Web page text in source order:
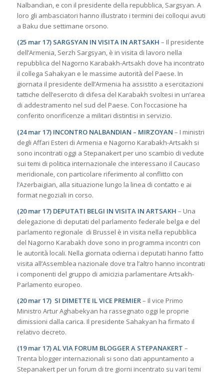
Nalbandian, e con il presidente della repubblica, Sargsyan. A
loro gli ambasciatori hanno illustrato i termini dei colloqui avuti
a Baku due settimane orsono.
(25 mar 17) SARGSYAN IN VISITA IN ARTSAKH – Il presidente
dell’Armenia, Serzh Sargsyan, è in visita di lavoro nella
repubblica del Nagorno Karabakh-Artsakh dove ha incontrato
il collega Sahakyan e le massime autorità del Paese. In
giornata il presidente dell’Armenia ha assistito a esercitazioni
tattiche dell’esercito di difesa del Karabakh svoltesi in un’area
di addestramento nel sud del Paese. Con l’occasione ha
conferito onorificenze a militari distintisi in servizio.
(24 mar 17) INCONTRO NALBANDIAN – MIRZOYAN – I ministri
degli Affari Esteri di Armenia e Nagorno Karabakh-Artsakh si
sono incontrati oggi a Stepanakert per uno scambio di vedute
sui temi di politica internazionale che interessano il Caucaso
meridionale, con particolare riferimento al conflitto con
l’Azerbaigian, alla situazione lungo la linea di contatto e ai
format negoziali in corso.
(20 mar 17) DEPUTATI BELGI IN VISITA IN ARTSAKH – Una
delegazione di deputati del parlamento federale belga e del
parlamento regionale di Brussel è in visita nella repubblica
del Nagorno Karabakh dove sono in programma incontri con
le autorità locali. Nella giornata odierna i deputati hanno fatto
visita all’Assemblea nazionale dove tra l’altro hanno incontrati
i componenti del gruppo di amicizia parlamentare Artsakh-
Parlamento europeo.
(20 mar 17) SI DIMETTE IL VICE PREMIER– Il vice Primo
Ministro Artur Aghabekyan ha rassegnato oggi le proprie
dimissioni dalla carica. Il presidente Sahakyan ha firmato il
relativo decreto.
(19 mar 17) AL VIA FORUM BLOGGER A STEPANAKERT –
Trenta blogger internazionali si sono dati appuntamento a
Stepanakert per un forum di tre giorni incentrato su vari temi